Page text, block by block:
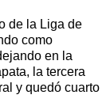
de la Liga de
como
en la
la tercera
y quedó cuarto